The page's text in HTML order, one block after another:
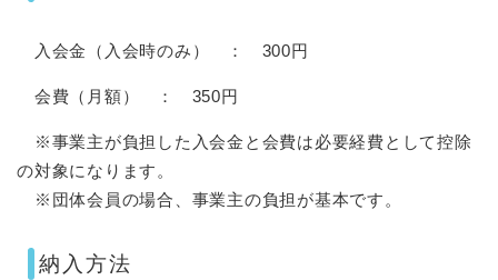
入会金（入会時のみ） ： 300円
会費（月額） ： 350円
※事業主が負担した入会金と会費は必要経費として控除
の対象になります。
※団体会員の場合、事業主の負担が基本です。
納入方法